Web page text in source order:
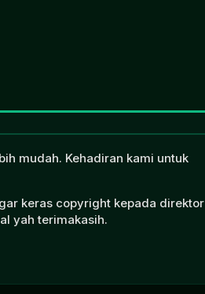
mudah. Kehadiran kami untuk
keras copyright kepada direktor
yah terimakasih.